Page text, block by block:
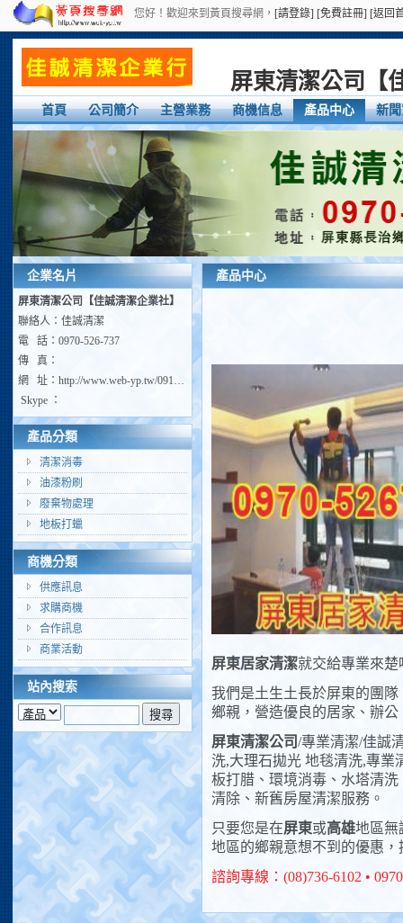
您好！歡迎來到黃頁搜尋網， [請登錄] [免費註冊] [返回
屏東清潔公司【
首頁 公司簡介 主營業務 商機信息 產品中心 新
企業名片
屏東清潔公司【佳誠清潔企業社】
聯絡人：佳誠清潔
電 話：0970-526-737
傳 真：
網 址： http://www.web-yp.tw/0911696266
Skype ：
產品分類
清潔消毒
油漆粉刷
廢棄物處理
地板打蠟
商機分類
供應訊息
求購商機
合作訊息
商業活動
站內搜索
產品中心
屏東居家清潔就交給專業來楚
我們是土生土長於屏東的團
鄉親，營造優良的居家、辦
屏東清潔公司/專業清潔/佳誠
洗,大理石拋光 地毯清洗,專業
板打腊、環境消毒、水塔清
清除、新舊房屋清潔服務。
只要您是在屏東或高雄地區無
地區的鄉親意想不到的優惠
諮詢專線：(08)736-6102 •